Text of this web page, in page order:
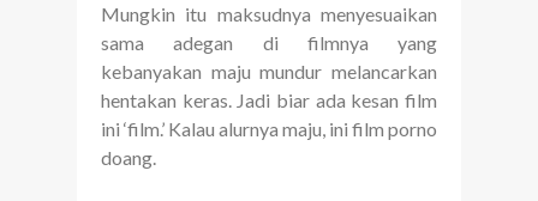
Mungkin itu maksudnya menyesuaikan
sama adegan di filmnya yang
kebanyakan maju mundur melancarkan
hentakan keras. Jadi biar ada kesan film
ini ‘film.’ Kalau alurnya maju, ini film porno
doang.